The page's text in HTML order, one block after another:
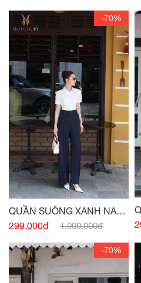
-70%
QUẦN SUÔNG XANH NAVY
CÚC EO
299,000đ 1,000,000đ
-70%